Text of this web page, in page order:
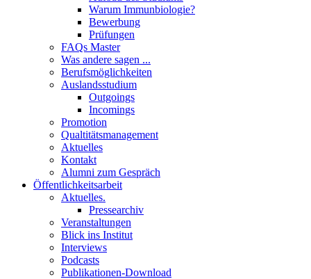
Warum Immunbiologie?
Bewerbung
Prüfungen
FAQs Master
Was andere sagen ...
Berufsmöglichkeiten
Auslandsstudium
Outgoings
Incomings
Promotion
Qualtitätsmanagement
Aktuelles
Kontakt
Alumni zum Gespräch
Öffentlichkeitsarbeit
Aktuelles.
Pressearchiv
Veranstaltungen
Blick ins Institut
Interviews
Podcasts
Publikationen-Download